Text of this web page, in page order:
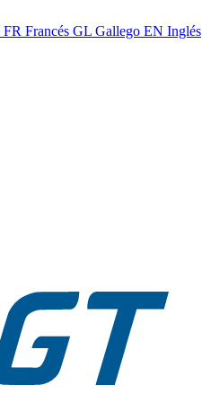
FR Francés GL Gallego EN Inglés